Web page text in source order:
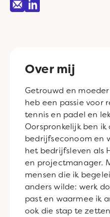
Over mij
Getrouwd en
heb een passie voor
tennis en padel en
Oorspronkelijk ben ik
bedrijfseconoom en
het bedrijfsleven als
en projectmanager.
mensen die ik
anders wilde: werk
past en waarmee ik
ook die stap te